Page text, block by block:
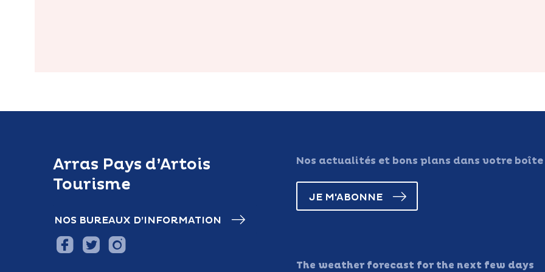
Arras Pays d’Artois
Tourisme
NOS BUREAUX D’INFORMATION
Nos actualités et bons plans dans votre
JE M'ABONNE
The weather forecast for the next few days